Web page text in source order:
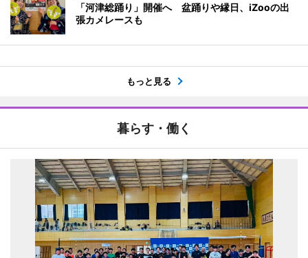
「河津総踊り」開催へ 盆踊りや縁日、iZooの出
張カメレースも
もっと見る
暮らす・働く